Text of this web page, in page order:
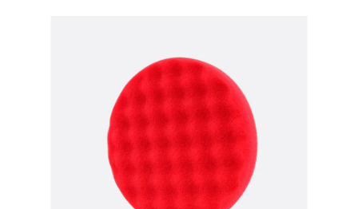
DÁRKOVÉ SADY A POUKAZY